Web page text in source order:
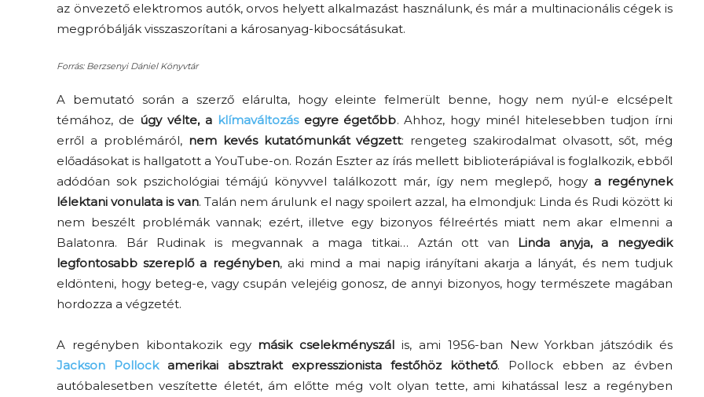
az önvezető elektromos autók, orvos helyett alkalmazást használunk, és már a multinacionális cégek is
megpróbálják visszaszorítani a károsanyag-kibocsátásukat.
Forrás: Berzsenyi Dániel Könyvtár
A bemutató során a szerző elárulta, hogy eleinte felmerült benne, hogy nem nyúl-e elcsépelt
témához, de úgy vélte, a klímaváltozásegyre égetőbb. Ahhoz, hogy minél hitelesebben tudjon írni
erről a problémáról, nem kevés kutatómunkát végzett: rengeteg szakirodalmat olvasott, sőt, még
előadásokat is hallgatott a YouTube-on. Rozán Eszter az írás mellett biblioterápiával is foglalkozik, ebből
adódóan sok pszichológiai témájú könyvvel találkozott már, így nem meglepő, hogy a regénynek
lélektani vonulata is van. Talán nem árulunk el nagy spoilert azzal, ha elmondjuk: Linda és Rudi között ki
nem beszélt problémák vannak; ezért, illetve egy bizonyos félreértés miatt nem akar elmenni a
Balatonra. Bár Rudinak is megvannak a maga titkai… Aztán ott van Linda anyja, a negyedik
legfontosabb szereplő a regényben, aki mind a mai napig irányítani akarja a lányát, és nem tudjuk
eldönteni, hogy beteg-e, vagy csupán velejéig gonosz, de annyi bizonyos, hogy természete magában
hordozza a végzetét.
A regényben kibontakozik egy másik cselekményszál is, ami 1956-ban New Yorkban játszódik és
Jackson Pollockamerikai absztrakt expresszionista festőhöz köthető. Pollock ebben az évben
autóbalesetben veszítette életét, ám előtte még volt olyan tette, ami kihatással lesz a regényben
Elveszítettük az
unatkozás képességét? –
Trashről és lélekről
Az f21-re költözik a
Trashről és lélekről –
Amurpodcast